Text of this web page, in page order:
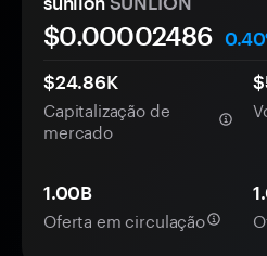
$0.00002486
$24.86K
Capitalização de
mercado
1.00B
Oferta em circulação